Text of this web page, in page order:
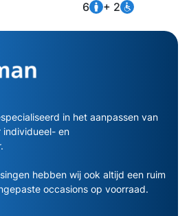
6 + 2
in het aanpassen van
individueel- en
hebben wij ook altijd een ruim
occasions op voorraad.